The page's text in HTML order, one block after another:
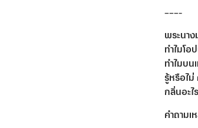
———-
พระนา
ทำไมโ
ทำไมบ
รู้หรือไ
กลิ่นอะ
คำถาม